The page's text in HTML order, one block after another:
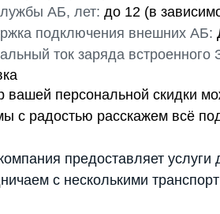
АБ, лет: до 12 (в
подключения внешних АБ:
ток заряда встроенного
вашей персональной скидки
с радостью расскажем всё
предоставляет услуги
с несколькими